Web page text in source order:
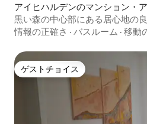
アイヒハルデンのマンション・
黒い森の中心部にある居心地の
情報の正確さ · バスルーム · 移動
ゲストチョイス
ゲストチョイス